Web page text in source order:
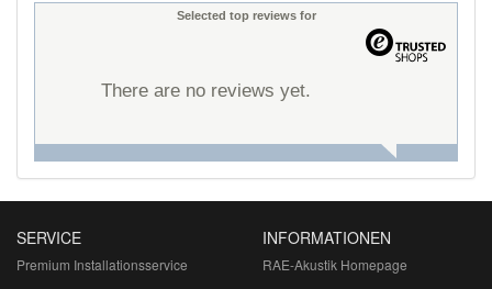
Selected top reviews for
There are no reviews yet.
SERVICE
Premium Installationsservice
INFORMATIONEN
RAE-Akustik Homepage